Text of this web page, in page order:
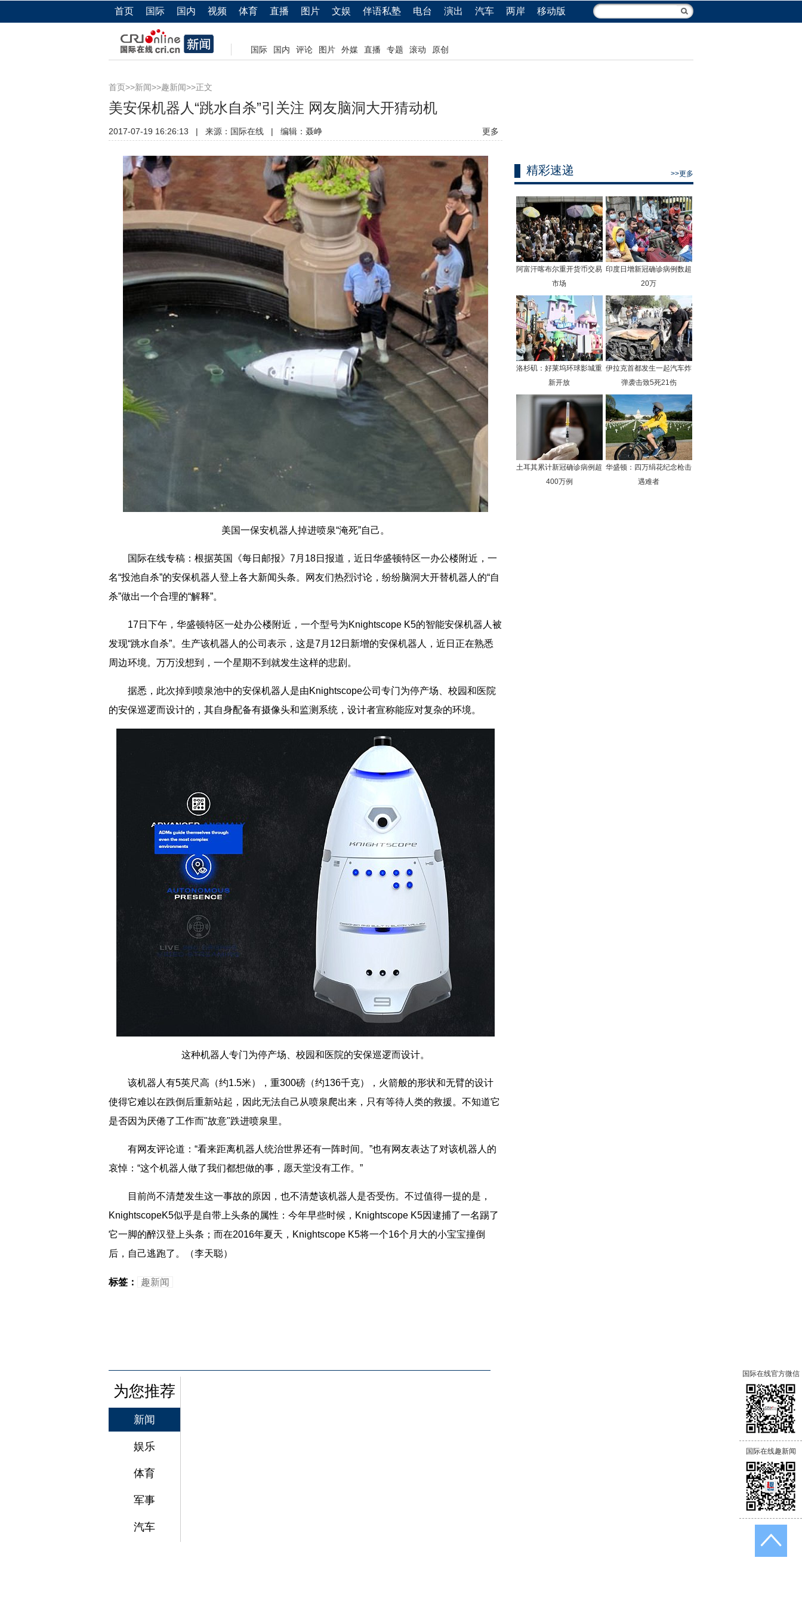
首页 国际 国内 视频 体育 直播 图片 文娱 伴语私塾 电台 演出 汽车 两岸 移动版
国际 国内 评论 图片 外媒 直播 专题 滚动 原创
首页>>新闻>>趣新闻>>正文
美安保机器人“跳水自杀”引关注 网友脑洞大开猜动机
2017-07-19 16:26:13 | 来源： 国际在线 | 编辑：聂峥 更多
美国一保安机器人掉进喷泉“淹死”自己。
国际在线专稿：根据英国《每日邮报》7月18日报道，近日华盛顿特区一办公楼附近，一
名“投池自杀”的安保机器人登上各大新闻头条。网友们热烈讨论，纷纷脑洞大开替机器人的“自
杀”做出一个合理的“解释”。
17日下午，华盛顿特区一处办公楼附近，一个型号为Knightscope K5的智能安保机器人被
发现“跳水自杀”。生产该机器人的公司表示，这是7月12日新增的安保机器人，近日正在熟悉
周边环境。万万没想到，一个星期不到就发生这样的悲剧。
据悉，此次掉到喷泉池中的安保机器人是由Knightscope公司专门为停产场、校园和医院
的安保巡逻而设计的，其自身配备有摄像头和监测系统，设计者宣称能应对复杂的环境。
这种机器人专门为停产场、校园和医院的安保巡逻而设计。
该机器人有5英尺高（约1.5米），重300磅（约136千克），火箭般的形状和无臂的设计
使得它难以在跌倒后重新站起，因此无法自己从喷泉爬出来，只有等待人类的救援。不知道它
是否因为厌倦了工作而"故意"跌进喷泉里。
有网友评论道：“看来距离机器人统治世界还有一阵时间。”也有网友表达了对该机器人的
哀悼：“这个机器人做了我们都想做的事，愿天堂没有工作。”
目前尚不清楚发生这一事故的原因，也不清楚该机器人是否受伤。不过值得一提的是，
KnightscopeK5似乎是自带上头条的属性：今年早些时候，Knightscope K5因逮捕了一名踢了
它一脚的醉汉登上头条；而在2016年夏天，Knightscope K5将一个16个月大的小宝宝撞倒
后，自己逃跑了。（李天聪）
标签： 趣新闻
为您推荐
新闻
娱乐
体育
军事
汽车
精彩速递 >>更多
阿富汗喀布尔重开货币交易
市场
印度日增新冠确诊病例数超
20万
洛杉矶：好莱坞环球影城重
新开放
伊拉克首都发生一起汽车炸
弹袭击致5死21伤
土耳其累计新冠确诊病例超
400万例
华盛顿：四万绢花纪念枪击
遇难者
国际在线官方微信
国际在线趣新闻